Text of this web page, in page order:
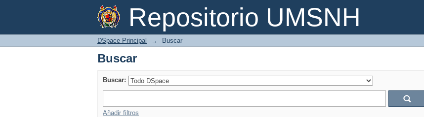
Repositorio UMSNH
Buscar
DSpace Principal → Buscar
Buscar
Buscar:
Añadir filtros